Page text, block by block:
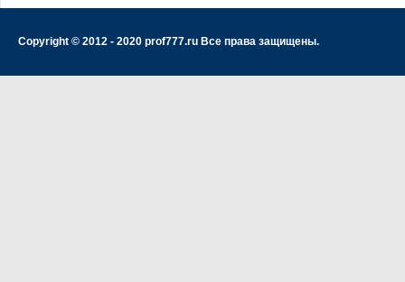
Copyright © 2012 - 2020 prof777.ru Все права защищены.